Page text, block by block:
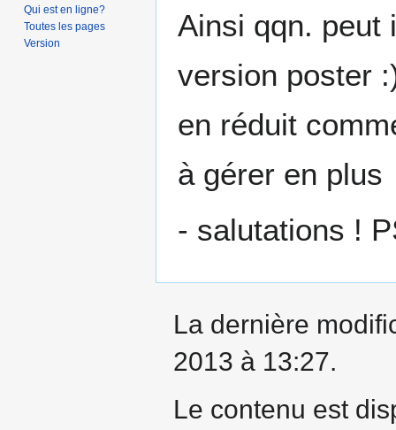
Ainsi qqn. peut
version poster
en réduit
à gérer en plus
- salutations !
Qui est en ligne?
Toutes les pages
Version
La dernière
2013 à 13:27.
Le contenu est